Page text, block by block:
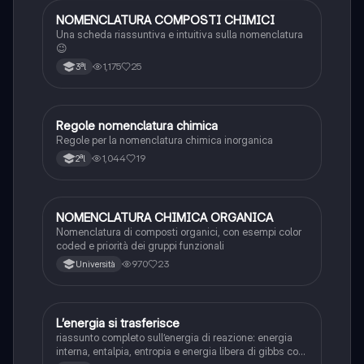
Chimica
NOMENCLATURA COMPOSTI CHIMICI
Una scheda riassuntiva e intuitiva sulla nomenclatura
😉
3ªl 1,175 25
Chimica
Regole nomenclatura chimica
Regole per la nomenclatura chimica inorganica
2ªl 1,044 19
Chimica
NOMENCLATURA CHIMICA ORGANICA
Nomenclatura di composti organici, con esempi color
coded e priorità dei gruppi funzionali
Università 970 23
Scienze
L’energia si trasferisce
riassunto completo sull’energia di reazione: energia
interna, entalpia, entropia e energia libera di gibbs con